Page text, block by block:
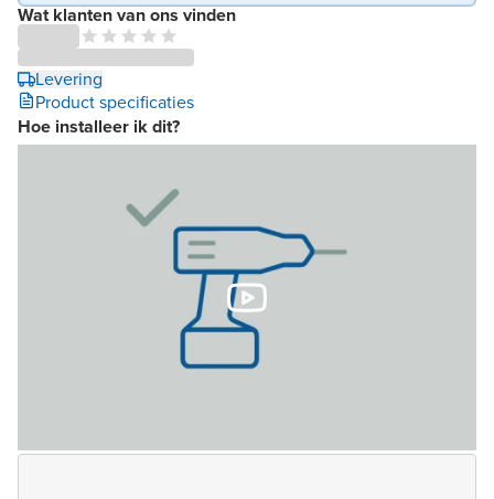
Wat klanten van ons vinden
Levering
Product specificaties
Hoe installeer ik dit?